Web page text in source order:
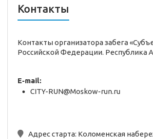
Контакты
Контакты организатора забега
Российской Федерации. Республика
E-mail:
CITY-RUN@Moskow-run.ru
Адрес старта: Коломенская